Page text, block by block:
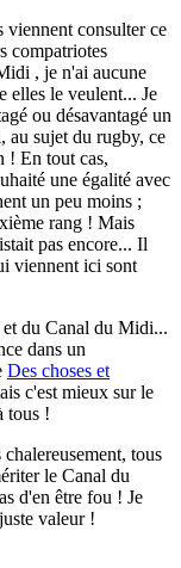
viennent consulter ce
compatriotes
, je n'ai aucune
elles le veulent... Je
ou désavantagé un
au sujet du rugby, ce
! En tout cas,
une égalité avec
un peu moins ;
rang ! Mais
pas encore... Il
viennent ici sont
et du Canal du Midi...
dans un
Des choses et
c'est mieux sur le
tous !
tous
le Canal du
d'en être fou ! Je
valeur !